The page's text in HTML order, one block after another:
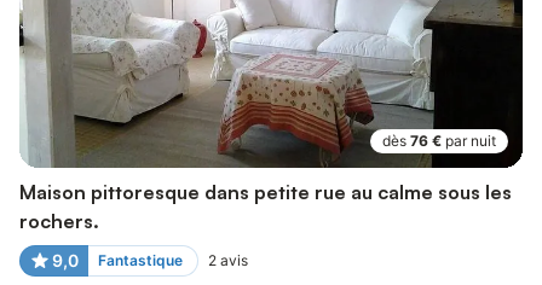
dès 76 € par nuit
Maison pittoresque dans petite rue au calme sous les
rochers.
9,0 Fantastique 2 avis